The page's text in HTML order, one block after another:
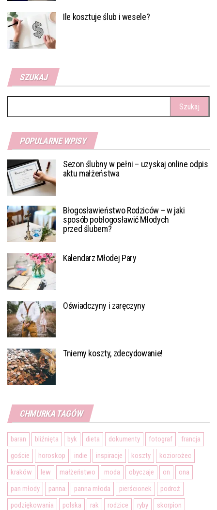
Ile kosztuje ślub i wesele?
SZUKAJ
POPULARNE WPISY
Sezon ślubny w pełni – uzyskaj online odpis
aktu małżeństwa
Błogosławieństwo Rodziców – w jaki
sposób pobłogosławić Młodych
przed ślubem?
Kalendarz Młodej Pary
Oświadczyny i zaręczyny
Tniemy koszty, zdecydowanie!
CHMURKA TAGÓW
baran bliźnięta byk dieta dokumenty fotograf
francja
goście
horoskop indie inspiracje koszty
koziorożec
kraków
lew małżeństwo moda obyczaje on
ona
pan młody
panna panna młoda pierścionek
podroż
podziękowania
polska rak rodzice ryby skorpion